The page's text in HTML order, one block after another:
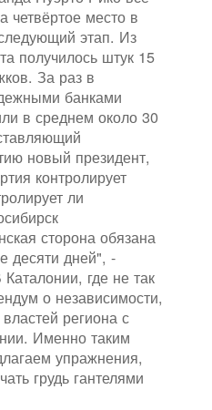
четвёртое место в
этап. Из
получилось штук 15
За раз в
банками
в среднем около 30
новый президент,
контролирует
ли
сторона обязана
десяти дней", -
где не так
о независимости,
региона с
Именно таким
упражнения,
грудь гантелями